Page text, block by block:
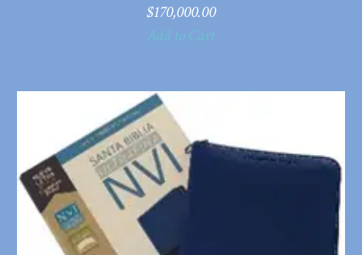
$170,000.00
Add to Cart